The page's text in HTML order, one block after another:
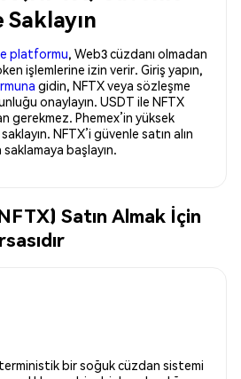
Saklayın
platformu, Web3 cüzdanı olmadan
işlemlerine izin verir. Giriş yapın,
gidin, NFTX veya sözleşme
onaylayın. USDT ile NFTX
gerekmez. Phemex’in yüksek
NFTX’i güvenle satın alın
başlayın.
Satın Almak İçin
bir soğuk cüzdan sistemi